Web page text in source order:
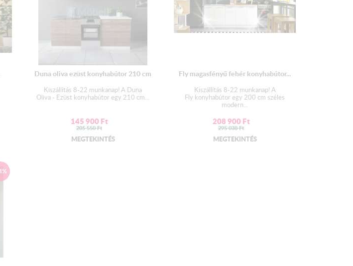
tartozéka a konyhabútornak!
Termék színe:
Váz: Korona tölgy
Front: Korona tölgy
Az elemek műanyag lábakon állnak, melyek maximum 1 cm-t állíthatók, amik elé
a végleges összeépítés után takaró lécek kerülnek.
A szállítás során a bútorlábakat és a takaró léceket külön csomagolva szállítjuk,
Duna oliva ezüst konyhabútor 210 cm
Kiszállítás 8-22 munkanap! A Duna
Oliva - Ezüst konyhabútor egy 210 cm...
145 900Ft
205 550Ft
MEGTEKINTÉS
Fly magasfényű fehér konyhabútor...
Kiszállítás 8-22 munkanap! A
Fly konyhabútor egy 200 cm széles
modern...
208 900Ft
295 038Ft
MEGTEKINTÉS